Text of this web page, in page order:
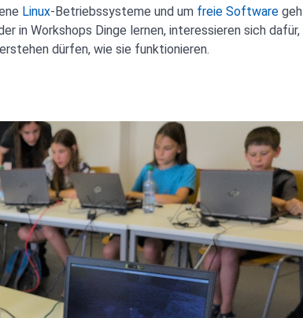
Linux-Betriebssysteme und um freie Software
in Workshops Dinge lernen, interessieren sich dafür,
dürfen, wie sie funktionieren.